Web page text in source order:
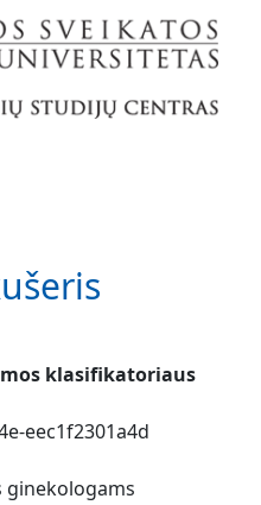
klasifikatoriaus
eec1f2301a4d
ginekologams